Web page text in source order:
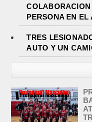
PERSONA EN
TRES
AUTO Y UN